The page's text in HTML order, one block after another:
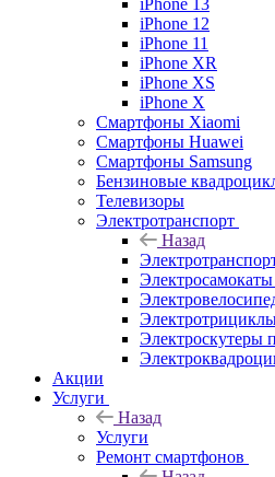
iPhone 13
iPhone 12
iPhone 11
iPhone XR
iPhone XS
iPhone X
Смартфоны Xiaomi
Смартфоны Huawei
Смартфоны Samsung
Бензиновые
Телевизоры
Электротранспорт
Назад
Электроскутеры
Акции
Услуги
Назад
Услуги
Ремонт смартфонов